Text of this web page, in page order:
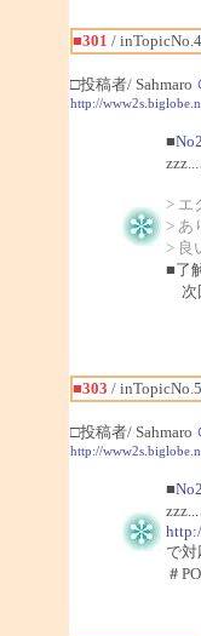
■301 /
□投稿者/ Sahmaro
http://
■
> エ
> あ
> 良
■了
次
■303 /
□投稿者/ Sahmaro
http://
■
で対
＃